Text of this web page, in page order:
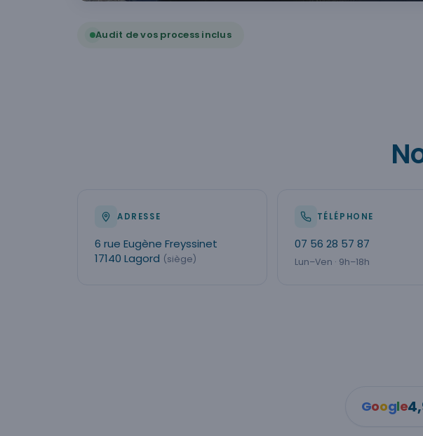
Audit de vos process inclus
ADRESSE
6 rue Eugène Freyssinet
17140 Lagord (siège)
TÉLÉPHONE
07 56 28 57 87
Lun–Ven · 9h–18h
Google